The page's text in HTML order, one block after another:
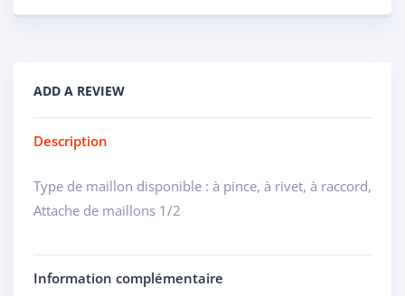
ADD A REVIEW
Description
Type de maillon disponible : à pince, à rivet, à raccord,
Attache de maillons 1/2
Information complémentaire